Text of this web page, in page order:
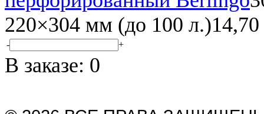
220×304 мм (до 100 л.)
- +
В заказе: 0